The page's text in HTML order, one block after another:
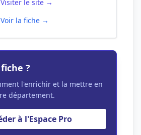
Visiter le site →
Voir la fiche →
?
l'enrichir et la mettre en
département.
à l'Espace Pro